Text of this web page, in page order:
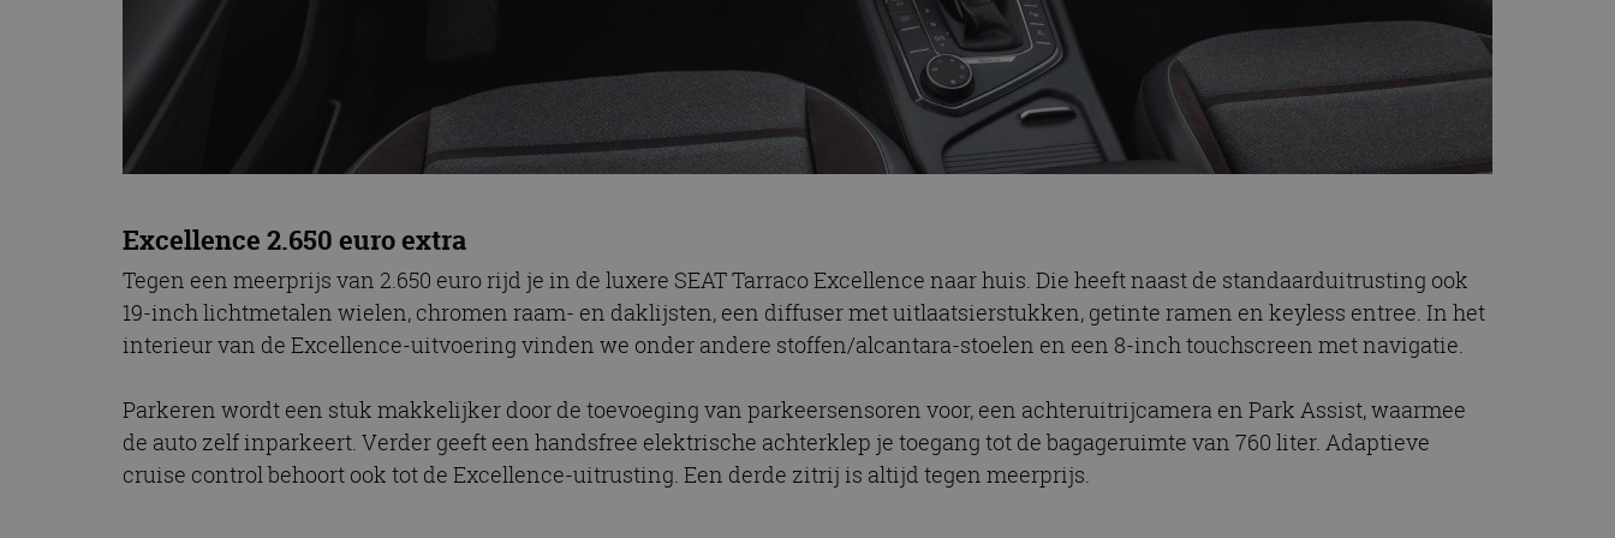
Excellence 2.650 euro extra
Tegen een meerprijs van 2.650 euro rijd je in de luxere SEAT Tarraco Excellence naar huis. Die heeft naast de standaarduitrusting ook
19-inch lichtmetalen wielen, chromen raam- en daklijsten, een diffuser met uitlaatsierstukken, getinte ramen en keyless entree. In het
interieur van de Excellence-uitvoering vinden we onder andere stoffen/alcantara-stoelen en een 8-inch touchscreen met navigatie.
Parkeren wordt een stuk makkelijker door de toevoeging van parkeersensoren voor, een achteruitrijcamera en Park Assist, waarmee
de auto zelf inparkeert. Verder geeft een handsfree elektrische achterklep je toegang tot de bagageruimte van 760 liter. Adaptieve
cruise control behoort ook tot de Excellence-uitrusting. Een derde zitrij is altijd tegen meerprijs.